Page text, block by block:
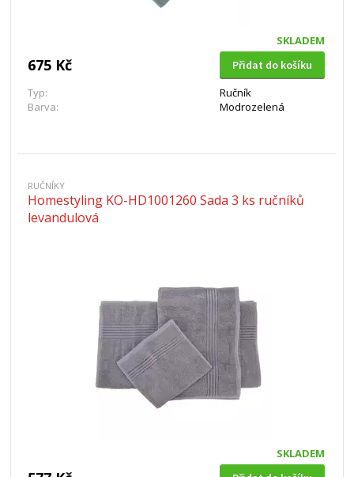
SKLADEM
675 Kč
Přidat do košíku
Typ:
Ručník
Barva:
Modrozelená
RUČNÍKY
Homestyling KO-HD1001260 Sada 3 ks ručníků
levandulová
SKLADEM